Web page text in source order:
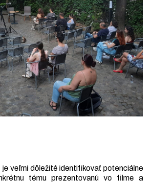
je veľmi dôležité identifikovať potenciálne
tému prezentovanú vo filme a